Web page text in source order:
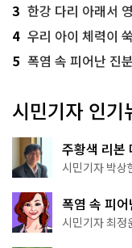
3 한강 다리 아래서
4 우리 아이 체력이
5 폭염 속 피어난 진
시민기자 인기
주황색 리본
서울둘레길
시민기자 박상
폭염 속 피
무 명소
시민기자 최정